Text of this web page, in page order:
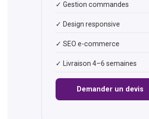
✓ Gestion commandes
✓ Design responsive
✓ SEO e-commerce
✓ Livraison 4–6 semaines
Demander un devis